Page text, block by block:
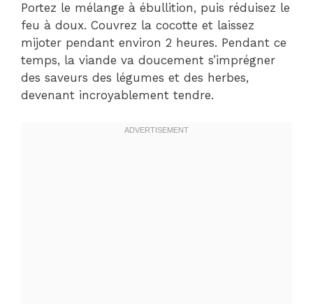
Portez le mélange à ébullition, puis réduisez le
feu à doux. Couvrez la cocotte et laissez
mijoter pendant environ 2 heures. Pendant ce
temps, la viande va doucement s’imprégner
des saveurs des légumes et des herbes,
devenant incroyablement tendre.